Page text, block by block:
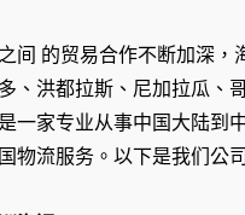
间 的贸易合作不断加深
、洪都拉斯、尼加拉瓜、
一家专业从事中国大陆到
物流服务。以下是我们公